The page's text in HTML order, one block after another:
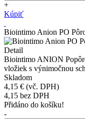
+
Kúpiť
Biointimo Anion PO
Detail
Biointimo ANION
vložiek s výnimočnou
Skladom
4,15 € (vč. DPH)
4,15 bez DPH
Přidáno do košíku!
-